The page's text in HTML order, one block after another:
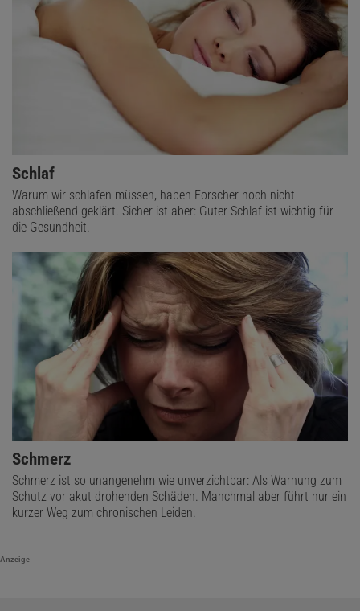
Schlaf
Warum wir schlafen müssen, haben Forscher noch nicht
abschließend geklärt. Sicher ist aber: Guter Schlaf ist wichtig für
die Gesundheit.
Schmerz
Schmerz ist so unangenehm wie unverzichtbar: Als Warnung zum
Schutz vor akut drohenden Schäden. Manchmal aber führt nur ein
kurzer Weg zum chronischen Leiden.
Anzeige